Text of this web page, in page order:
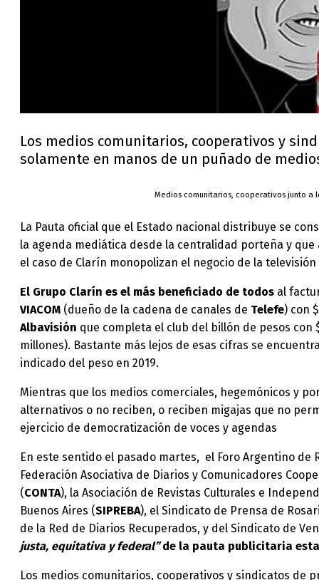
Los medios comunitarios, cooperativos y
solamente en manos de un puñado de
Medios comunitarios, cooperativos junto a
La Pauta oficial que el Estado nacional distribuye se
la agenda mediática desde la centralidad porteña y
el caso de Clarín monopolizan el negocio de la
El Grupo Clarín es el más beneficiado de todos al
VIACOM (dueño de la cadena de canales de Telefe) con
Albavisión que completa el club del billón de pesos
millones). Bastante más lejos de esas cifras se
indicado del peso en 2019.
Mientras que los medios comerciales, hegemónicos y
alternativos o no reciben, o reciben migajas que no
ejercicio de democratización de voces y agendas
En este sentido el pasado martes, el Foro Argentino de
Federación Asociativa de Diarios y Comunicadores
(CONTA), la Asociación de Revistas Culturales e
Buenos Aires (SIPREBA), el Sindicato de Prensa de
de la Red de Diarios Recuperados, y del Sindicato de
justa, equitativa y federal”de la pauta publicitaria
Los medios comunitarios, cooperativos y sindicatos de